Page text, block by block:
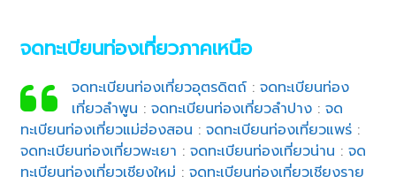
จดทะเบียนท่องเที่ยวภาคเหนือ
จดทะเบียนท่องเที่ยวอุตรดิตถ์: จดทะเบียนท่อง
เที่ยวลำพูน : จดทะเบียนท่องเที่ยวลำปาง: จด
ทะเบียนท่องเที่ยวแม่ฮ่องสอน :จดทะเบียนท่องเที่ยวแพร่ :
จดทะเบียนท่องเที่ยวพะเยา :จดทะเบียนท่องเที่ยวน่าน :จด
ทะเบียนท่องเที่ยวเชียงใหม่ :จดทะเบียนท่องเที่ยวเชียงราย